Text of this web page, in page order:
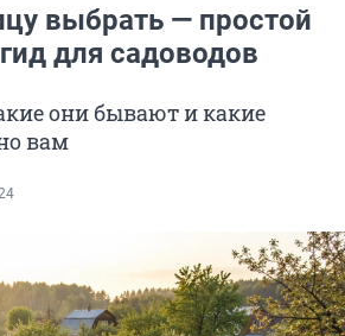
выбрать — простой
для садоводов
они бывают и какие
вам